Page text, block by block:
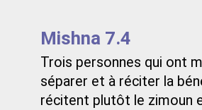
Mishna 7.4
Trois personnes qui ont
séparer et à réciter la
récitent plutôt le zimoun